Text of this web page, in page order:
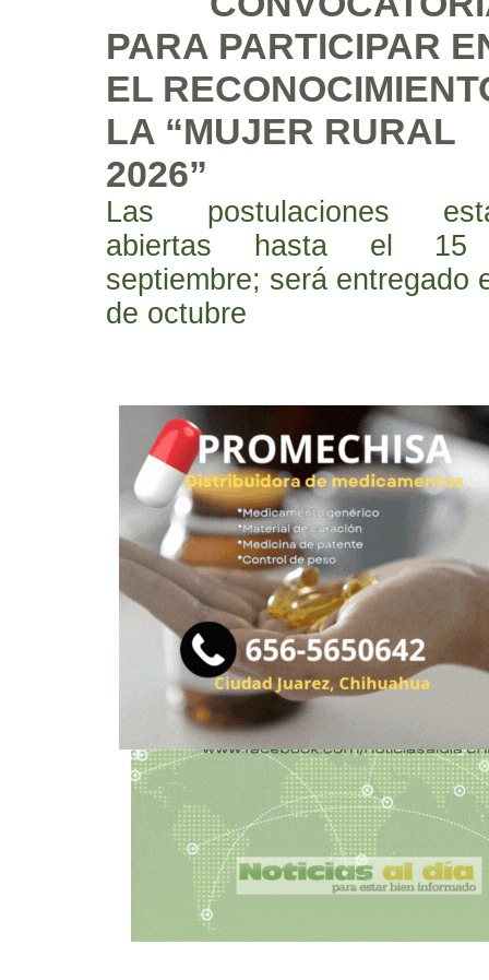
PARA PARTICIPAR
EL
LA “MUJER RURAL
2026”
Las postulaciones
abiertas hasta el
septiembre; será entregado
de octubre